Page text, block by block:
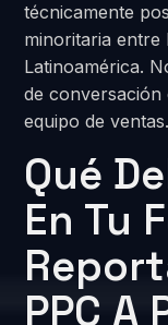
técnicamente
minoritaria entre
Latinoamérica.
de conversación
equipo de ventas.
Qué
En Tu
PPC A